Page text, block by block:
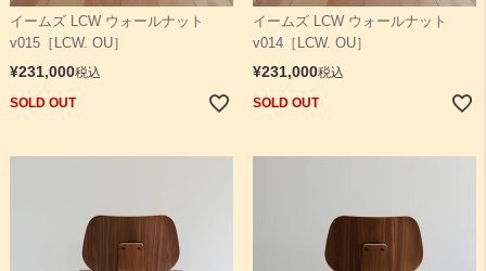
イームズ LCW ウォールナット
v015［LCW. OU］
¥231,000税込
SOLD OUT
イームズ LCW ウォールナット
v014［LCW. OU］
¥231,000税込
SOLD OUT